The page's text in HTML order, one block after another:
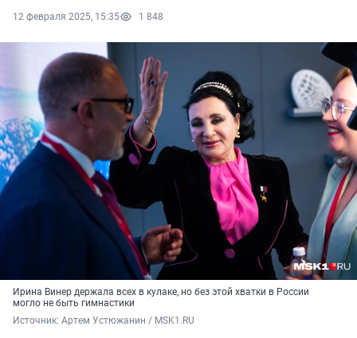
12 февраля 2025, 15:35 1 848
Ирина Винер держала всех в кулаке, но без этой хватки в России
могло не быть гимнастики
Источник: Артем Устюжанин / MSK1.RU